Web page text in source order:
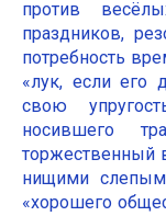
против
праздников,
потребность
«лук, если его
свою
носившего
торжественный
нищими
«хорошего